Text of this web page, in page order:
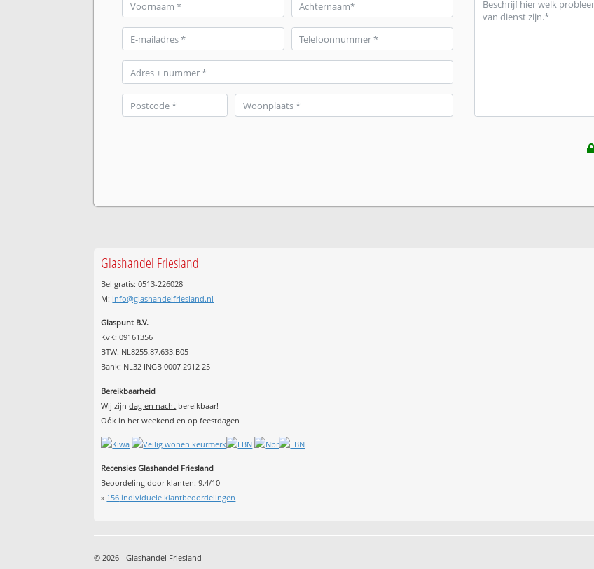
Glashandel Friesland
Bel gratis: 0513-226028
M: info@glashandelfriesland.nl
Glaspunt B.V.
KvK: 09161356
BTW: NL8255.87.633.B05
Bank: NL32 INGB 0007 2912 25
Bereikbaarheid
Wij zijndag en nacht bereikbaar!
Oók in het weekend en op feestdagen
Recensies Glashandel Friesland
Beoordeling door klanten:9.4/10
» 156 individuele klantbeoordelingen
© 2026 - Glashandel Friesland